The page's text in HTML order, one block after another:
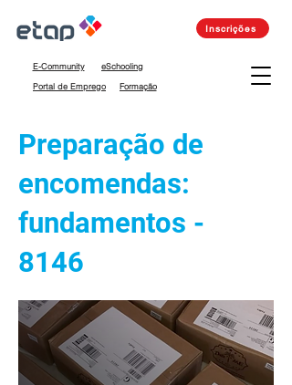
eSchooling
E-Community
Portal de Emprego
Formação
Inscrições
Preparação de
encomendas:
fundamentos -
8146